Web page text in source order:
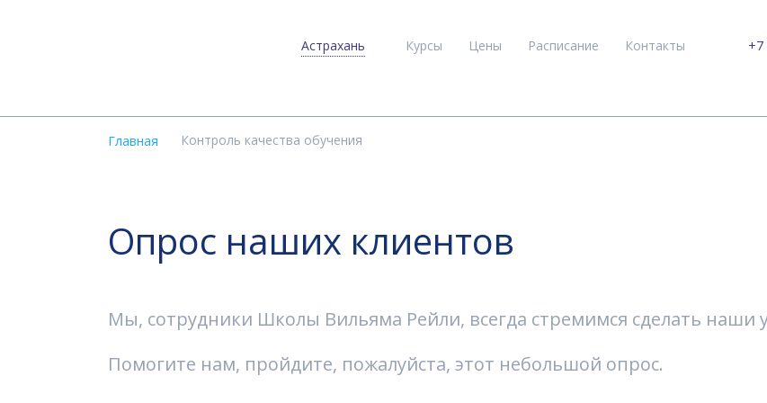
Астрахань Курсы Цены Расписание Контакты +7
Главная Контроль качества обучения
Опрос наших клиентов
Мы, сотрудники Школы Вильяма Рейли, всегда стремимся сделать наши
Помогите нам, пройдите, пожалуйста, этот небольшой опрос.